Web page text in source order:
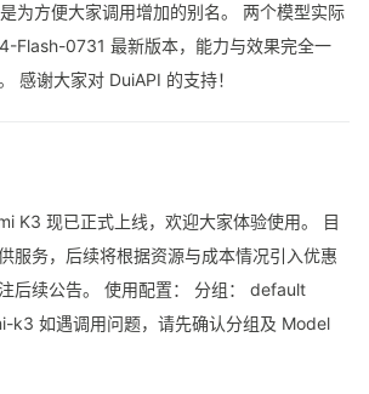
为方便大家调用增加的别名。 两个模型实际
Flash-0731 最新版本，能力与效果完全一
感谢大家对 DuiAPI 的支持！
K3 现已正式上线，欢迎大家体验使用。 目
服务，后续将根据资源与成本情况引入优惠
后续公告。 使用配置： 分组： default
k3 如遇调用问题，请先确认分组及 Model